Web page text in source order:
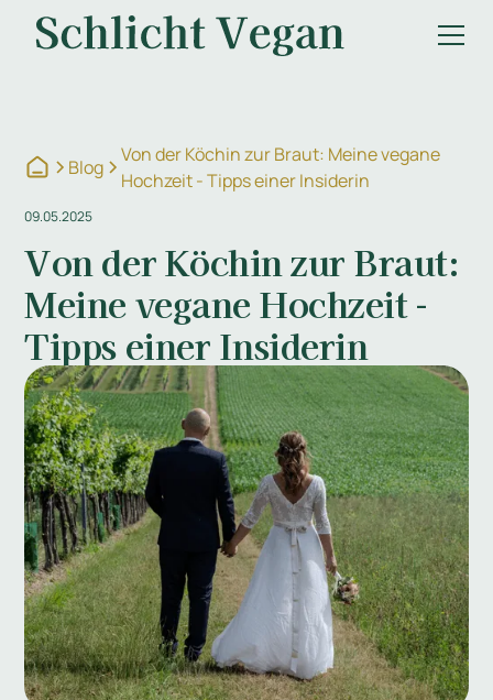
Blog
Von der Köchin zur Braut: Meine vegane
Hochzeit - Tipps einer Insiderin
09.05.2025
Von der Köchin zur Braut:
Meine vegane Hochzeit -
Tipps einer Insiderin